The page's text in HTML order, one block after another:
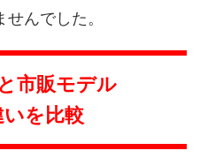
んでした。
市販モデル
いを比較